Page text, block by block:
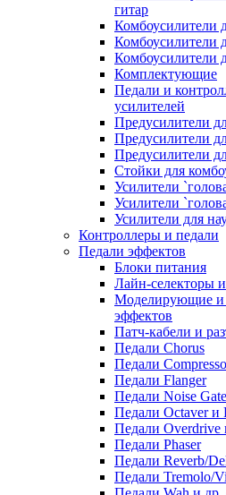
гитар
Комбоусилители
Комбоусилители
Комбоусилители
Комплектующие
Педали и
усилителей
Предусилители
Предусилители
Предусилители
Стойки для
Усилители
Усилители
Усилители для
Контроллеры и педали
Педали эффектов
Блоки питания
Лайн-селекторы
Моделирующие и
эффектов
Патч-кабели и
Педали Chorus
Педали
Педали Flanger
Педали Noise Gate
Педали Octaver и
Педали Overdrive
Педали Phaser
Педали Reverb/
Педали Tremolo/